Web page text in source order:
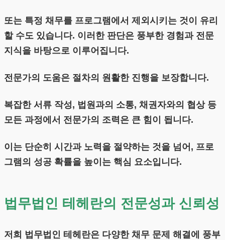
또는 특정 채무를 프로그램에서 제외시키는 것이 유리
할 수도 있습니다. 이러한 판단은 풍부한 경험과 전문
지식을 바탕으로 이루어집니다.
전문가의 도움은 절차의 원활한 진행을 보장합니다.
복잡한 서류 작성, 법원과의 소통, 채권자와의 협상 등
모든 과정에서 전문가의 조력은 큰 힘이 됩니다.
이는 단순히 시간과 노력을 절약하는 것을 넘어, 프로
그램의 성공 확률을 높이는 핵심 요소입니다.
법무법인 테헤란의 전문성과 신뢰성
저희 법무법인 테헤란은 다양한 채무 문제 해결에 풍부